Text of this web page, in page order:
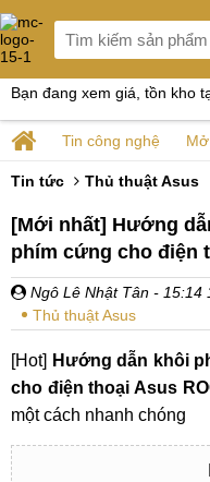
Bạn đang xem giá, tồn kho
Tin công nghệ
Tin tức Thủ thuật Asus
[Mới nhất] Hướng
phím cứng cho điện
Ngô Lê Nhật Tân - 15:14
Thủ thuật Asus
[Hot] Hướng dẫn khôi
cho điện thoại Asus
một cách nhanh chóng